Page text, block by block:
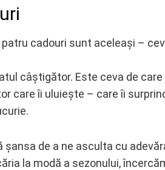
cadouri sunt aceleași –
câștigător. Este ceva de
care îi uluieşte – care îi
de a ne asculta cu
la modă a sezonului,